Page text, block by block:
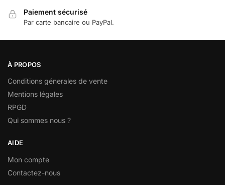
Paiement sécurisé
Par carte bancaire ou PayPal.
À PROPOS
Conditions génerales de vente
Mentions légales
RPGD
Qui sommes nous ?
AIDE
Mon compte
Contactez-nous